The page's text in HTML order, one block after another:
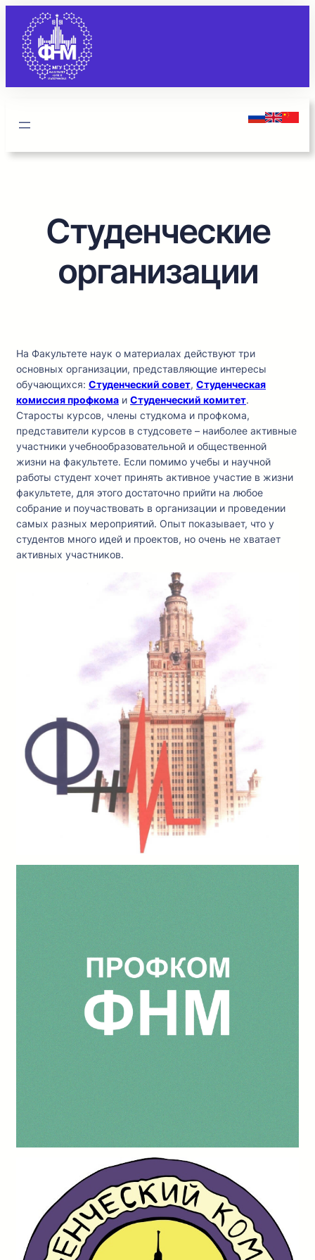
Перейти
содержимому
Студенческие
организации
На Факультете наук о материалах действуют три
основных организации, представляющие интересы
обучающихся: Студенческий совет, Студенческая
комиссия профкома и Студенческий комитет.
Старосты курсов, члены студкома и профкома,
представители курсов в студсовете – наиболее активные
участники учебнообразовательной и общественной
жизни на факультете. Если помимо учебы и научной
работы студент хочет принять активное участие в жизни
факультете, для этого достаточно прийти на любое
собрание и поучаствовать в организации и проведении
самых разных мероприятий. Опыт показывает, что у
студентов много идей и проектов, но очень не хватает
активных участников.